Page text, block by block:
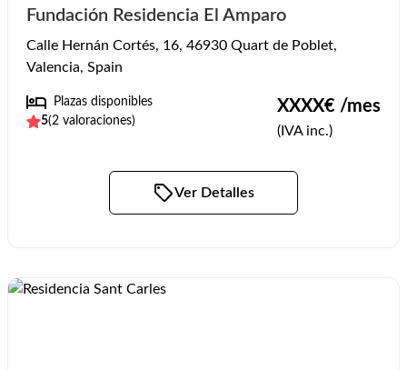
Fundación Residencia El Amparo
Calle Hernán Cortés, 16, 46930 Quart de Poblet,
Valencia, Spain
Plazas disponibles
5(2 valoraciones)
XXXX€ /mes
(IVA inc.)
Ver Detalles